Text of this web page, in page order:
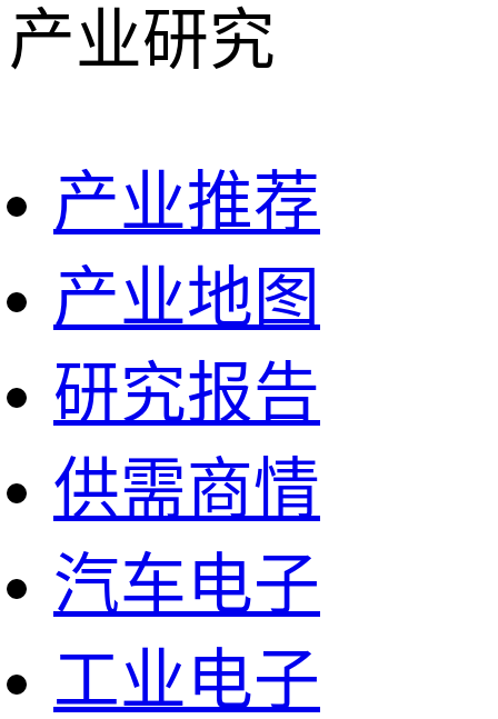
产业研究
产业推荐
产业地图
研究报告
供需商情
汽车电子
工业电子